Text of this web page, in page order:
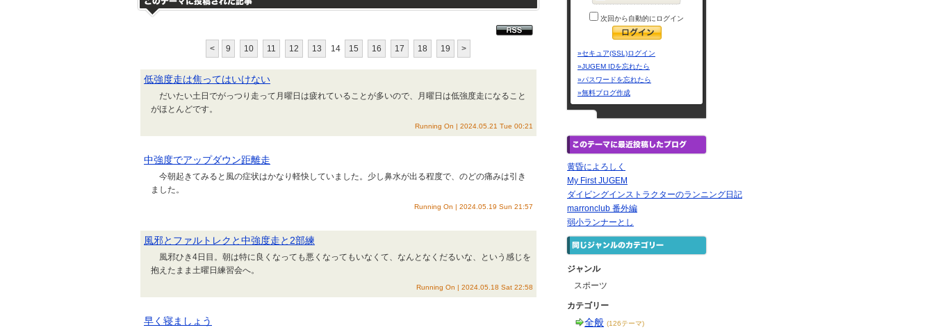
< 9 10 11 12 13 14 15 16 17 18 19 >
低強度走は焦ってはいけない
だいたい土日でがっつり走って月曜日は疲れていることが多いので、月曜日は低強度走になること
がほとんどです。
Running On | 2024.05.21 Tue 00:21
中強度でアップダウン距離走
今朝起きてみると風の症状はかなり軽快していました。少し鼻水が出る程度で、のどの痛みは引き
ました。
Running On | 2024.05.19 Sun 21:57
風邪とファルトレクと中強度走と2部練
風邪ひき4日目。朝は特に良くなっても悪くなってもいなくて、なんとなくだるいな、という感じを
抱えたまま土曜日練習会へ。
Running On | 2024.05.18 Sat 22:58
早く寝ましょう
次回から自動的にログイン
»セキュア(SSL)ログイン
»JUGEM IDを忘れたら
»パスワードを忘れたら
»無料ブログ作成
黄昏によろしく
My First JUGEM
ダイビングインストラクターのランニング日記
marronclub 番外編
弱小ランナーとし
ジャンル
スポーツ
カテゴリー
全般 (126テーマ)